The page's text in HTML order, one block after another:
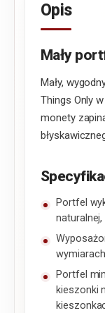
Opis
Mały
Mały,
Things Only
monety
Portfel
naturalnej,
Portfel
kieszonki